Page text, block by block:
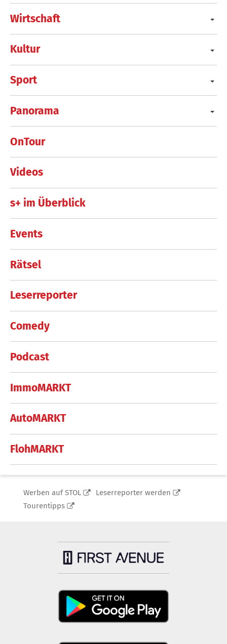
Wirtschaft
Kultur
Sport
Panorama
OnTour
Videos
s+ im Überblick
Events
Rätsel
Leserreporter
Comedy
Podcast
ImmoMARKT
AutoMARKT
FlohMARKT
Werben auf STOL
Leserreporter werden
Tourentipps